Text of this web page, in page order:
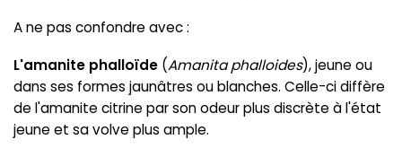
A ne pas confondre avec :
L'amanite phalloïde (Amanita phalloides), jeune ou
dans ses formes jaunâtres ou blanches. Celle-ci diffère
de l'amanite citrine par son odeur plus discrète à l'état
jeune et sa volve plus ample.